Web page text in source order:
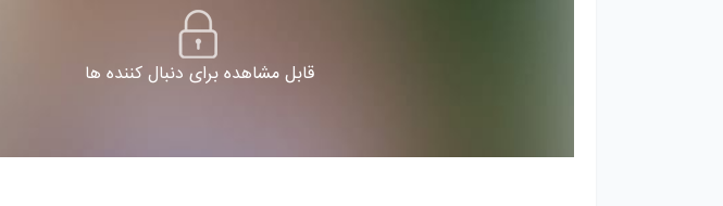
قابل مشاهده برای دنبال کننده ها